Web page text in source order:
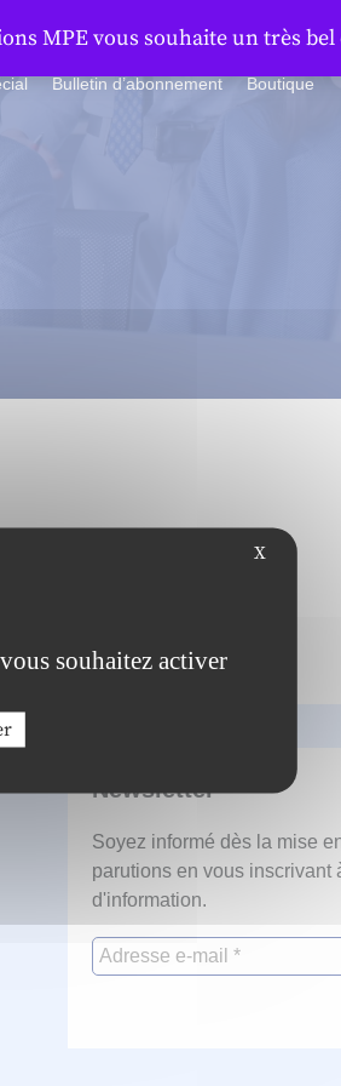
Bulletin d’abonnement Boutique
School of Management
Newsletter
Soyez informé dès la mise
parutions en vous inscrivant
d'information.
MPE vous souhaite un très bel
X
souhaitez activer